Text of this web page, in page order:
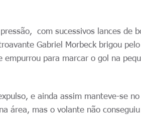
com sucessivos lances de
Gabriel Morbeck brigou pelo
empurrou para marcar o gol na
e ainda assim manteve-se
área, mas o volante não